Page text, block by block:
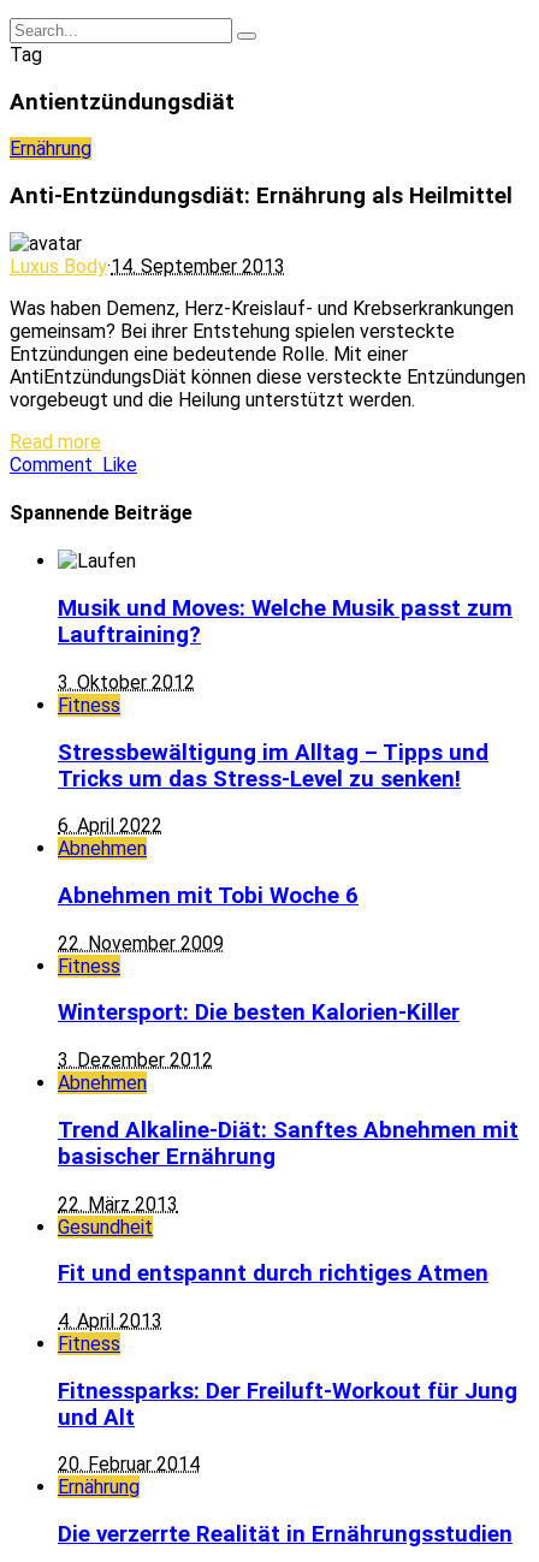
Tag
Antientzündungsdiät
Ernährung
Anti-Entzündungsdiät: Ernährung als Heilmittel
Luxus Body·14. September 2013
Was haben Demenz, Herz-Kreislauf- und Krebserkrankungen
gemeinsam? Bei ihrer Entstehung spielen versteckte
Entzündungen eine bedeutende Rolle. Mit einer
AntiEntzündungsDiät können diese versteckte Entzündungen
vorgebeugt und die Heilung unterstützt werden.
Read more
Comment Like
Spannende Beiträge
Musik und Moves: Welche Musik passt zum
Lauftraining?
3. Oktober 2012
Fitness
Stressbewältigung im Alltag – Tipps und
Tricks um das Stress-Level zu senken!
6. April 2022
Abnehmen
Abnehmen mit Tobi Woche 6
22. November 2009
Fitness
Wintersport: Die besten Kalorien-Killer
3. Dezember 2012
Abnehmen
Trend Alkaline-Diät: Sanftes Abnehmen mit
basischer Ernährung
22. März 2013
Gesundheit
Fit und entspannt durch richtiges Atmen
4. April 2013
Fitness
Fitnessparks: Der Freiluft-Workout für Jung
und Alt
20. Februar 2014
Ernährung
Die verzerrte Realität in Ernährungsstudien